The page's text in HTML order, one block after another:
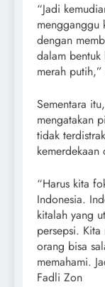
“Jadi
mengganggu
dengan
dalam bentuk
merah
Sementara
mengatakan
tidak
“Harus kita
Indonesia.
kitalah yang
persepsi.
orang bisa
memahami.
Fadli Zon